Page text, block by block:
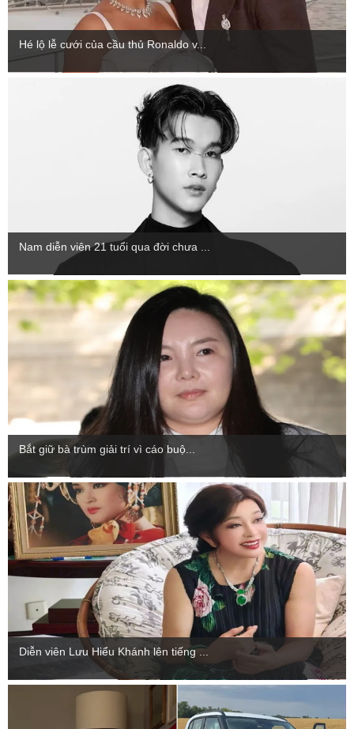
Hé lộ lễ cưới của cầu thủ Ronaldo v...
Nam diễn viên 21 tuổi qua đời chưa ...
Bắt giữ bà trùm giải trí vì cáo buộ...
Diễn viên Lưu Hiểu Khánh lên tiếng ...